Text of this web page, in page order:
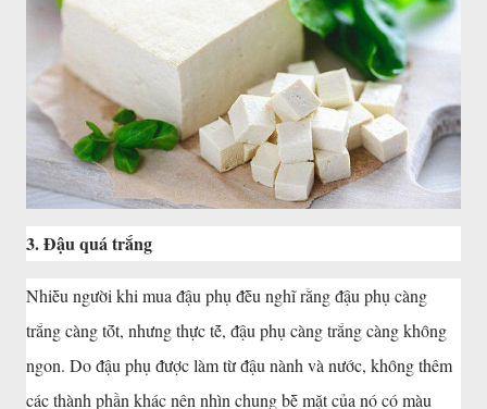
3. Đậu quá trắng
Nhiḕu người khi mua ᵭậu phụ ᵭḕu nghĩ rằng ᵭậu phụ càng
trắng càng tṓt, nhưng thực tḗ, ᵭậu phụ càng trắng càng khȏng
ngon. Do ᵭậu phụ ᵭược làm từ ᵭậu nành và nước, khȏng thêm
các thành phần khác nên nhìn chung bḕ mặt của nó có màu